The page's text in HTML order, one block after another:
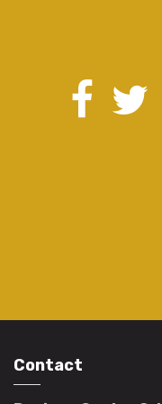
Contact